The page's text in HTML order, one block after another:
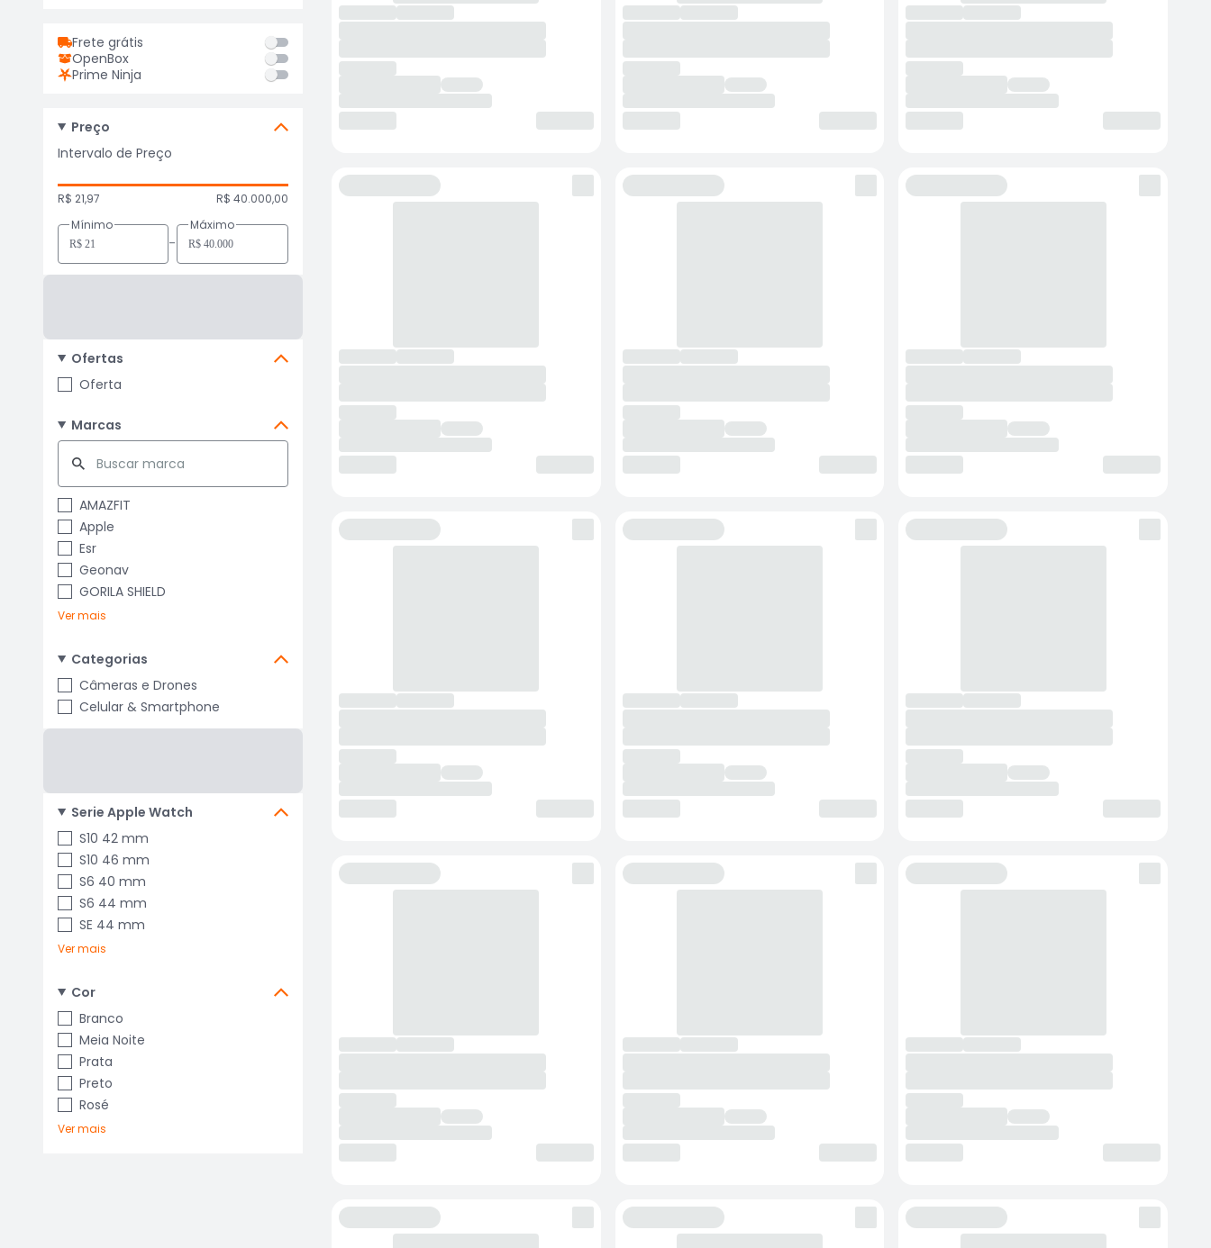
Frete grátis
OpenBox
Prime Ninja
Preço
Intervalo de Preço
R$ 21,97
R$ 40.000,00
Mínimo
-
Máximo
Ofertas
Oferta
Marcas
AMAZFIT
Apple
Esr
Geonav
GORILA SHIELD
Ver mais
Categorias
Câmeras e Drones
Celular & Smartphone
Serie Apple Watch
S10 42 mm
S10 46 mm
S6 40 mm
S6 44 mm
SE 44 mm
Ver mais
Cor
Branco
Meia Noite
Prata
Preto
Rosé
Ver mais